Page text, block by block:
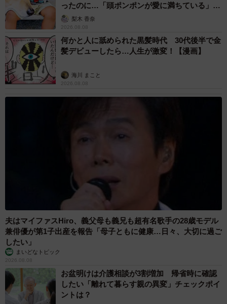
ったのに…「頭ポンポンが愛に満ちている」
「尊…」
梨木 香奈
2026.08.08
何かと人に舐められた黒髪時代 30代後半で金
髪デビューしたら…人生が激変！【漫画】
海川 まこと
2026.08.08
夫はマイファスHiro、義父母も義兄も超有名歌手の28歳モデル
兼俳優が第1子出産を報告「母子ともに健康…日々、大切に過ご
したい」
まいどなトピック
2026.08.08
お盆明けは介護相談が3割増加 帰省時に確認
したい「離れて暮らす親の異変」チェックポイ
ントは？